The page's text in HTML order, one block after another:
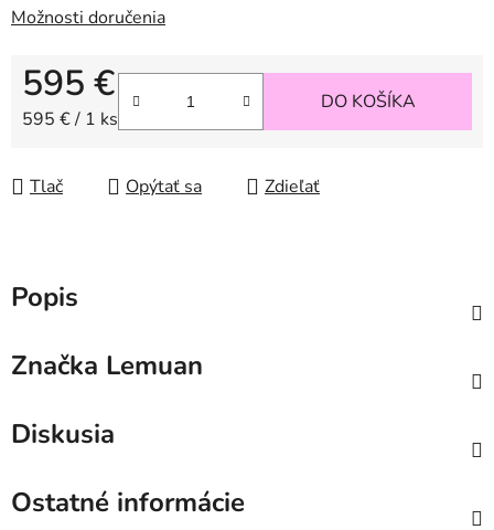
Možnosti doručenia
595 €
Jednotková cena:
595 € / 1 ks
DO KOŠÍKA
Tlač Opýtať sa Zdieľať
Popis
Značka Lemuan
Diskusia
Ostatné informácie